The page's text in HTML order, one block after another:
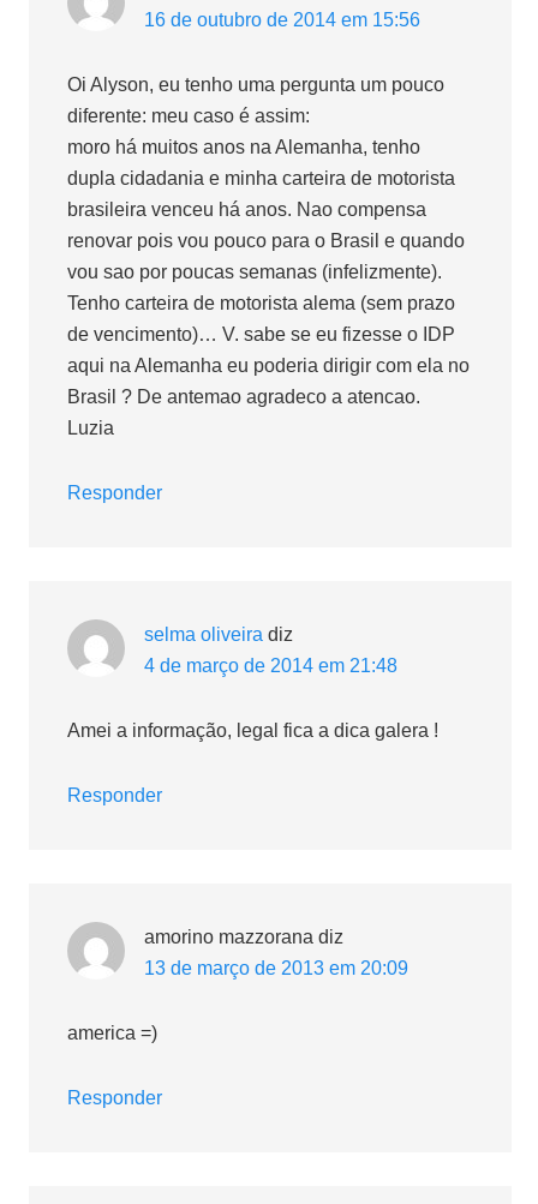
16 de outubro de 2014 em 15:56
Oi Alyson, eu tenho uma pergunta um pouco
diferente: meu caso é assim:
moro há muitos anos na Alemanha, tenho
dupla cidadania e minha carteira de motorista
brasileira venceu há anos. Nao compensa
renovar pois vou pouco para o Brasil e quando
vou sao por poucas semanas (infelizmente).
Tenho carteira de motorista alema (sem prazo
de vencimento)… V. sabe se eu fizesse o IDP
aqui na Alemanha eu poderia dirigir com ela no
Brasil ? De antemao agradeco a atencao.
Luzia
Responder
selma oliveira diz
4 de março de 2014 em 21:48
Amei a informação, legal fica a dica galera !
Responder
amorino mazzorana diz
13 de março de 2013 em 20:09
america =)
Responder